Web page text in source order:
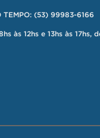
TEMPO: (53) 99983-6166
às 12hs e 13hs às 17hs,